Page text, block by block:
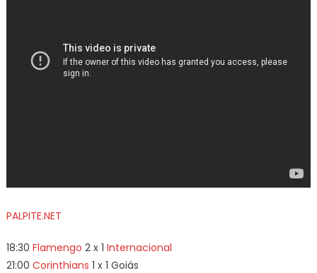
PALPITE.NET
18:30 Flamengo 2 x 1 Internacional
21:00 Corinthians 1 x 1 Goiás